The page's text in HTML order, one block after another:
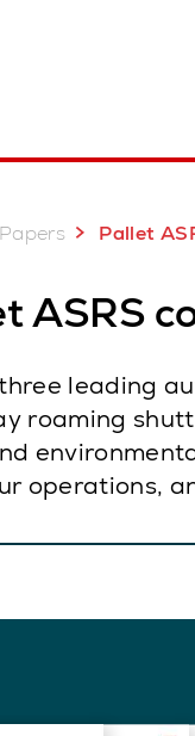
Pallet ASRS Comparison Guide:
ASRS
leading
roaming
operations,